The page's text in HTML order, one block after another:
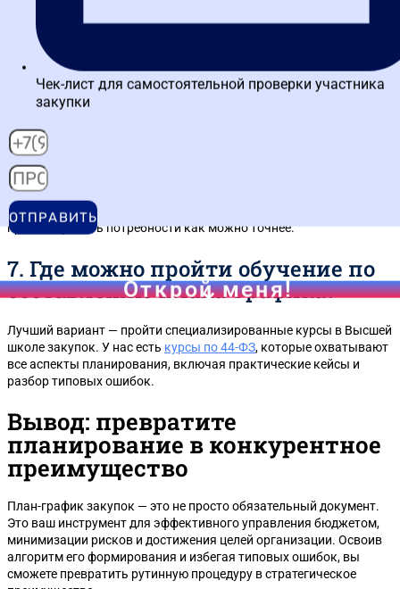
способы определения поставщика и НМЦК. План-график
составляется на основе плана закупок.
6. Как быть, если в течение года
возникла срочная потребность,
которой нет в плане-графике?
В этом случае нужно сначала внести изменения в план закупок,
а затем — в план-график. После этого можно проводить закупку.
Важно помнить, что на это требуется время, поэтому старайтесь
прогнозировать потребности как можно точнее.
7. Где можно пройти обучение по
составлению плана-графика?
Лучший вариант — пройти специализированные курсы в Высшей
школе закупок. У нас есть курсы по 44-ФЗ, которые охватывают
все аспекты планирования, включая практические кейсы и
разбор типовых ошибок.
Вывод: превратите
планирование в конкурентное
преимущество
План-график закупок — это не просто обязательный документ.
Это ваш инструмент для эффективного управления бюджетом,
минимизации рисков и достижения целей организации. Освоив
алгоритм его формирования и избегая типовых ошибок, вы
сможете превратить рутинную процедуру в стратегическое
Чек-лист для самостоятельной проверки участника
закупки
ОТПРАВИТЬ
Открой меня!